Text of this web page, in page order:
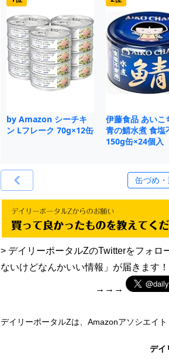
by Amazon シーチキ
ン Lフレーク 70g×12缶
伊藤食品 あいこ
青の鯖水煮 食塩
150g缶×24個入
> デイリーポータルZのTwitterをフォロ
ないけどなんかいい情報」が届きます！
→→→
デイリーポータルZは、Amazonアソシエイト
デイ